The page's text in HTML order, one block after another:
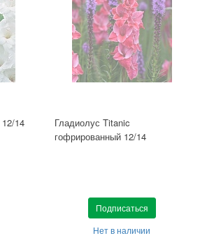
14
Гладиолус Titanic
гофрированный 12/14
Подписаться
Нет в наличии